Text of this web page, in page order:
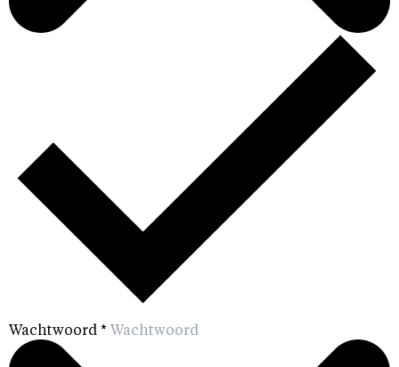
Wachtwoord *